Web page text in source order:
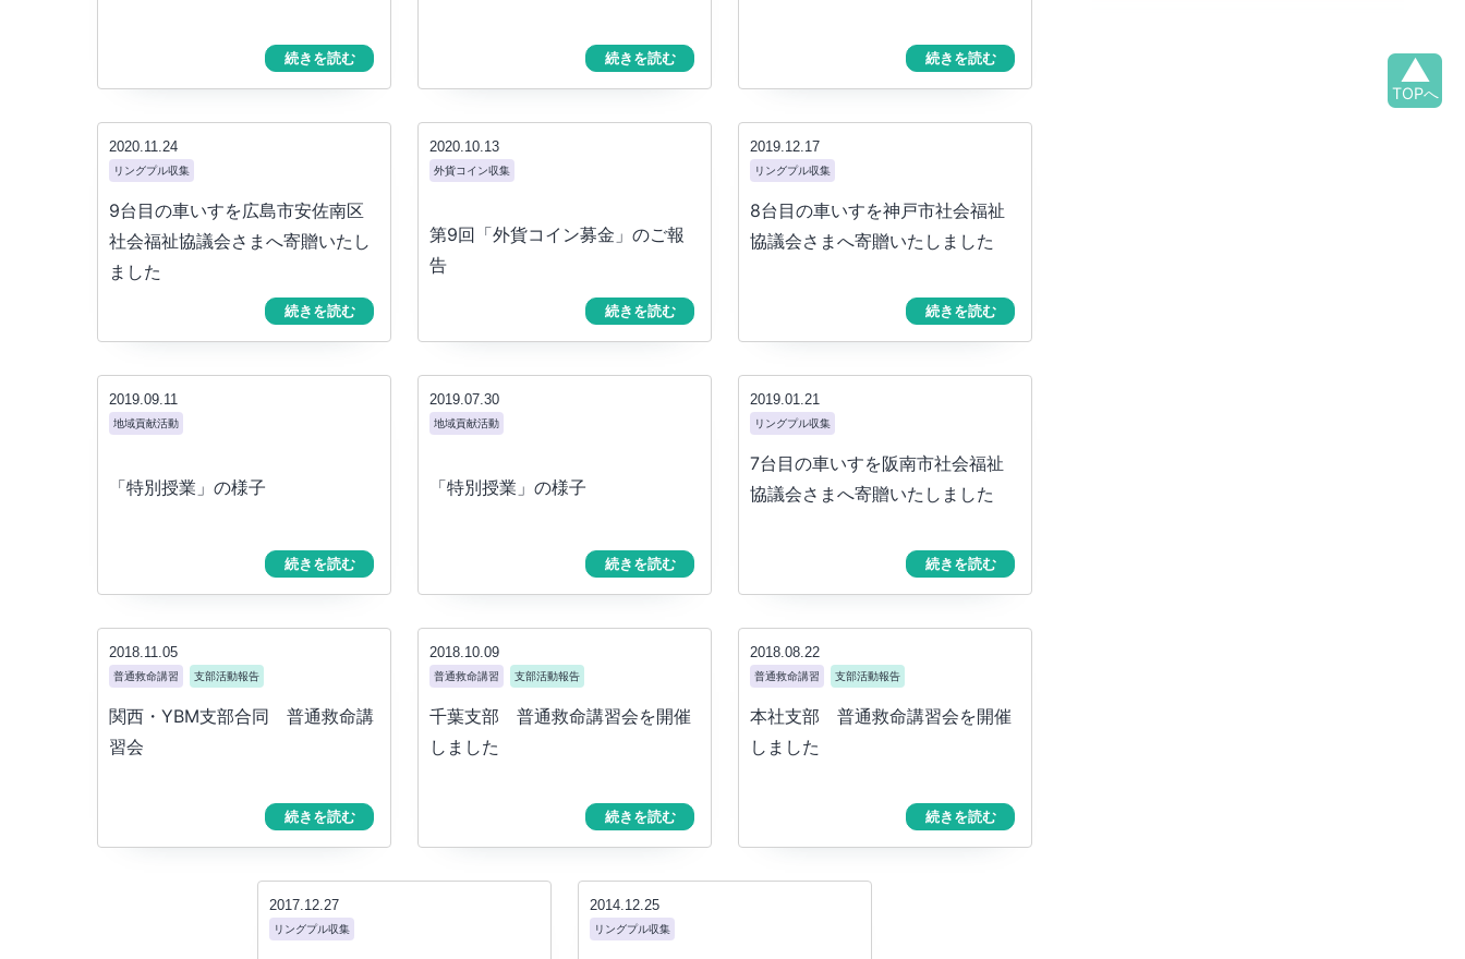
続きを読む 続きを読む 続きを読む
2020.11.24
リングプル収集
9台目の車いすを広島市安佐南区
社会福祉協議会さまへ寄贈いたし
ました
続きを読む
2020.10.13
外貨コイン収集
第9回「外貨コイン募金」のご報
告
続きを読む
2019.12.17
リングプル収集
8台目の車いすを神戸市社会福祉
協議会さまへ寄贈いたしました
続きを読む
2019.09.11
地域貢献活動
「特別授業」の様子
続きを読む
2019.07.30
地域貢献活動
「特別授業」の様子
続きを読む
2019.01.21
リングプル収集
7台目の車いすを阪南市社会福祉
協議会さまへ寄贈いたしました
続きを読む
2018.11.05
普通救命講習 支部活動報告
関西・YBM支部合同 普通救命講
習会
続きを読む
2018.10.09
普通救命講習 支部活動報告
千葉支部 普通救命講習会を開催
しました
続きを読む
2018.08.22
普通救命講習 支部活動報告
本社支部 普通救命講習会を開催
しました
続きを読む
2017.12.27
リングプル収集
2014.12.25
リングプル収集
▲
TOPへ